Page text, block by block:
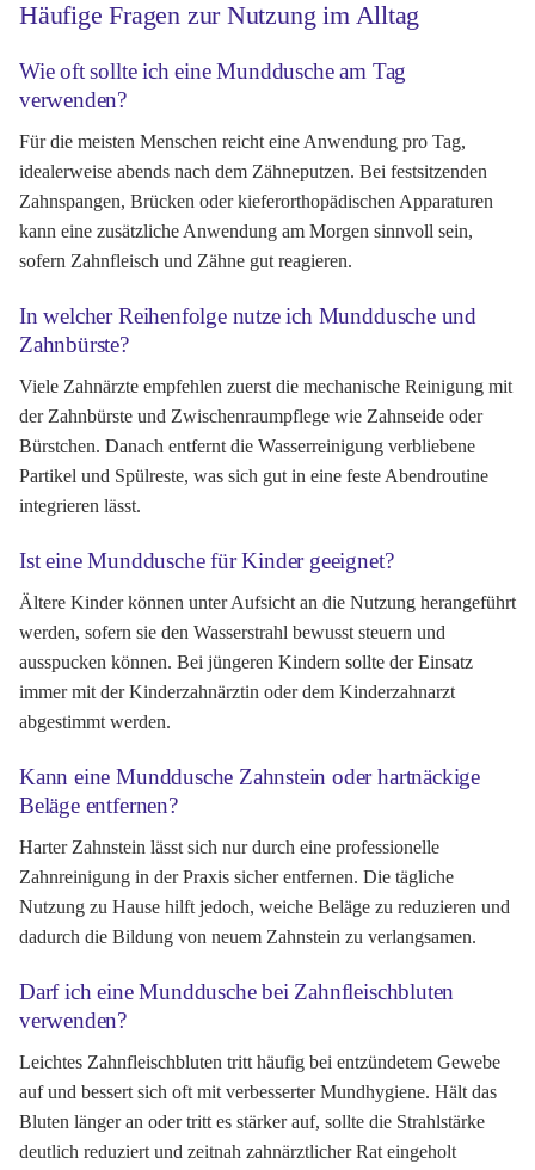
Häufige Fragen zur Nutzung im Alltag
Wie oft sollte ich eine Munddusche am Tag
verwenden?
Für die meisten Menschen reicht eine Anwendung pro Tag,
idealerweise abends nach dem Zähneputzen. Bei festsitzenden
Zahnspangen, Brücken oder kieferorthopädischen Apparaturen
kann eine zusätzliche Anwendung am Morgen sinnvoll sein,
sofern Zahnfleisch und Zähne gut reagieren.
In welcher Reihenfolge nutze ich Munddusche und
Zahnbürste?
Viele Zahnärzte empfehlen zuerst die mechanische Reinigung mit
der Zahnbürste und Zwischenraumpflege wie Zahnseide oder
Bürstchen. Danach entfernt die Wasserreinigung verbliebene
Partikel und Spülreste, was sich gut in eine feste Abendroutine
integrieren lässt.
Ist eine Munddusche für Kinder geeignet?
Ältere Kinder können unter Aufsicht an die Nutzung herangeführt
werden, sofern sie den Wasserstrahl bewusst steuern und
ausspucken können. Bei jüngeren Kindern sollte der Einsatz
immer mit der Kinderzahnärztin oder dem Kinderzahnarzt
abgestimmt werden.
Kann eine Munddusche Zahnstein oder hartnäckige
Beläge entfernen?
Harter Zahnstein lässt sich nur durch eine professionelle
Zahnreinigung in der Praxis sicher entfernen. Die tägliche
Nutzung zu Hause hilft jedoch, weiche Beläge zu reduzieren und
dadurch die Bildung von neuem Zahnstein zu verlangsamen.
Darf ich eine Munddusche bei Zahnfleischbluten
verwenden?
Leichtes Zahnfleischbluten tritt häufig bei entzündetem Gewebe
auf und bessert sich oft mit verbesserter Mundhygiene. Hält das
Bluten länger an oder tritt es stärker auf, sollte die Strahlstärke
deutlich reduziert und zeitnah zahnärztlicher Rat eingeholt